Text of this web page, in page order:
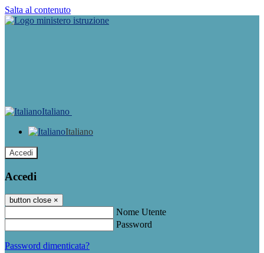
Salta al contenuto
Italiano
Italiano
Accedi
Accedi
button close ×
Nome Utente
Password
Password dimenticata?